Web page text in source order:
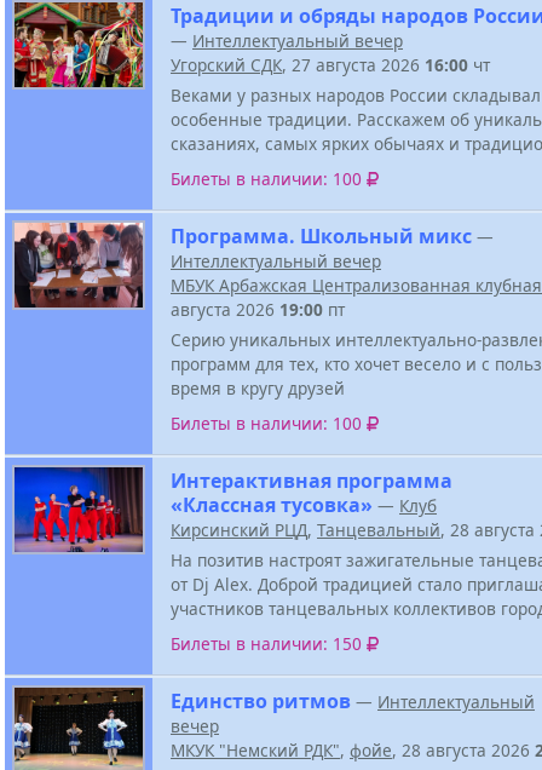
Традиции и обряды народов
— Интеллектуальный вечер
Угорский СДК, 27 августа 2026 16:00 чт
Веками у разных народов России
особенные традиции. Расскажем об
сказаниях, самых ярких обычаях и
Билеты в наличии: 100
Программа. Школьный микс —
Интеллектуальный вечер
МБУК Арбажская Централизованная
августа 2026 19:00 пт
Серию уникальных интеллектуально-
программ для тех, кто хочет весело и с
время в кругу друзей
Билеты в наличии: 100
Интерактивная программа
«Классная тусовка» — Клуб
Кирсинский РЦД, Танцевальный, 28
На позитив настроят зажигательные
от Dj Alex. Доброй традицией стало
участников танцевальных коллективов
Билеты в наличии: 150
Единство ритмов — Интеллектуальный
вечер
МКУК "Немский РДК", фойе, 28 августа 2026